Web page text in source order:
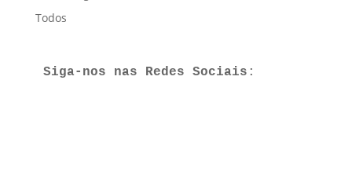
Todos
Siga-nos nas Redes Sociais :